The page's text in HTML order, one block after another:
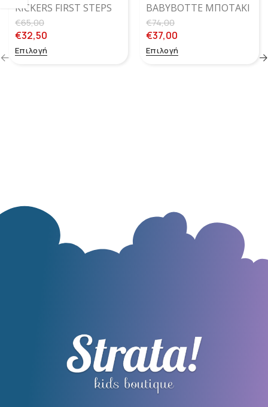
KICKERS FIRST STEPS
BONKRO – BORDEAUX
ROSE
€65,00
€32,50
Επιλογή
BABYBOTTE ΜΠΟΤΆΚΙ
ALEAU MARINE
€74,00
€37,00
Επιλογή